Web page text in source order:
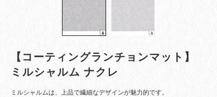
【コーティングランチョンマット】
ミルシャルム ナクレ
ミルシャルムは、上品で繊細なデザインが魅力的です。